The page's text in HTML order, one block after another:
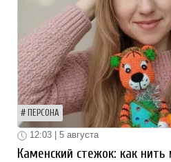
ПЕРСОНА
12:03 | 5 августа
Каменский стежок: как